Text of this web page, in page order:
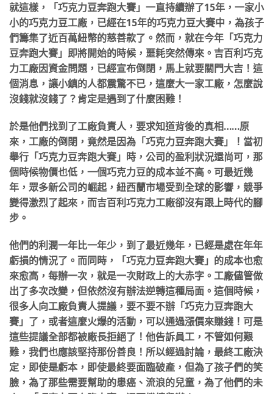
就這樣，「巧克力豆奔跑大賽」一直持續辦了15年，一家小
小的巧克力豆工廠，已經在15年的巧克力豆大賽中，為孩子
們籌集了近百萬紐幣的慈善款了。然而，就在今年「巧克力
豆奔跑大賽」即將開始的時候，噩耗突然傳來。吉百利巧克
力工廠因資金問題，已經宣布倒閉，馬上就要關門大吉！這
個消息，讓小鎮的人都震驚不已，這麼大一家工廠，怎麼說
沒錢就沒錢了？肯定是遇到了什麼困難！
於是他們找到了工廠負責人，要求知道背後的真相……原
來，工廠的倒閉，竟然是因為「巧克力豆奔跑大賽」！當初
舉行「巧克力豆奔跑大賽」時，公司的盈利狀況還尚可，那
個時候物價也低，一個巧克力豆的成本並不高。可最近幾
年，眾多新公司的崛起，紐西蘭市場受到全球的影響，競爭
變得激烈了起來，而吉百利巧克力工廠卻沒有跟上時代的腳
步。
他們的利潤一年比一年少，到了最近幾年，已經是處在年年
虧損的情況了。而同時，「巧克力豆奔跑大賽」的成本也愈
來愈高，每辦一次，就是一次財政上的大赤字。工廠儘管做
出了多次改變，但依然沒有辦法逆轉這種局面。這個時候，
很多人向工廠負責人提議，要不要不辦「巧克力豆奔跑大
賽」了，或者這麼火爆的活動，可以通過漲價來賺錢！可是
這些提議全部都被廠長拒絕了！他告訴員工，不管如何艱
難，我們也應該堅持那份善良！所以經過討論，最終工廠決
定，即使是虧本，即使最終要面臨破產，但為了孩子們的笑
臉，為了那些需要幫助的患癌、流浪的兒童，為了他們的未